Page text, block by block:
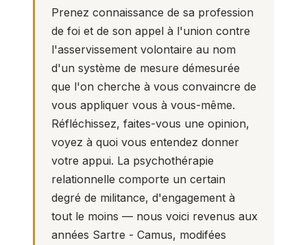
Prenez connaissance de sa profession
de foi et de son appel à l'union contre
l'asservissement volontaire au nom
d'un système de mesure démesurée
que l'on cherche à vous convaincre de
vous appliquer vous à vous-même.
Réfléchissez, faites-vous une opinion,
voyez à quoi vous entendez donner
votre appui. La psychothérapie
relationnelle comporte un certain
degré de militance, d'engagement à
tout le moins — nous voici revenus aux
années Sartre - Camus, modifées